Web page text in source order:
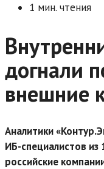
1 мин. чтения
догнали
внешние
Аналитики
ИБ-специалистов из
российские